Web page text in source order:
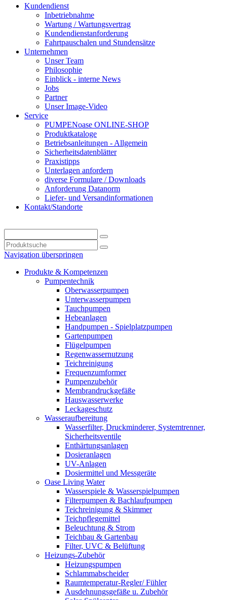
Kundendienst
Inbetriebnahme
Wartung / Wartungsvertrag
Kundendienstanforderung
Fahrtpauschalen und Stundensätze
Unternehmen
Unser Team
Philosophie
Einblick - interne News
Jobs
Partner
Unser Image-Video
Service
PUMPENoase ONLINE-SHOP
Produktkataloge
Betriebsanleitungen - Allgemein
Sicherheitsdatenblätter
Praxistipps
Unterlagen anfordern
diverse Formulare / Downloads
Anforderung Datanorm
Liefer- und Versandinformationen
Kontakt/Standorte
Navigation überspringen
Produkte & Kompetenzen
Pumpentechnik
Oberwasserpumpen
Unterwasserpumpen
Tauchpumpen
Hebeanlagen
Handpumpen - Spielplatzpumpen
Gartenpumpen
Flügelpumpen
Regenwassernutzung
Teichreinigung
Frequenzumformer
Pumpenzubehör
Membrandruckgefäße
Hauswasserwerke
Leckageschutz
Wasseraufbereitung
Wasserfilter, Druckminderer, Systemtrenner,
Sicherheitsventile
Enthärtungsanlagen
Dosieranlagen
UV-Anlagen
Dosiermittel und Messgeräte
Oase Living Water
Wasserspiele & Wasserspielpumpen
Filterpumpen & Bachlaufpumpen
Teichreinigung & Skimmer
Teichpflegemittel
Beleuchtung & Strom
Teichbau & Gartenbau
Filter, UVC & Belüftung
Heizungs-Zubehör
Heizungspumpen
Schlammabscheider
Raumtemperatur-Regler/ Fühler
Ausdehnungsgefäße u. Zubehör